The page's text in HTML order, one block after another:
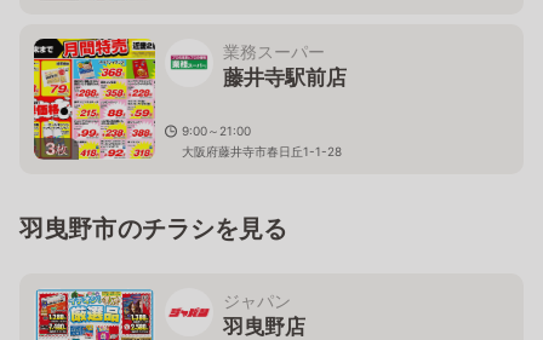
3枚
業務スーパー
藤井寺駅前店
9:00～21:00
大阪府藤井寺市春日丘1-1-28
羽曳野市のチラシを見る
ジャパン
羽曳野店